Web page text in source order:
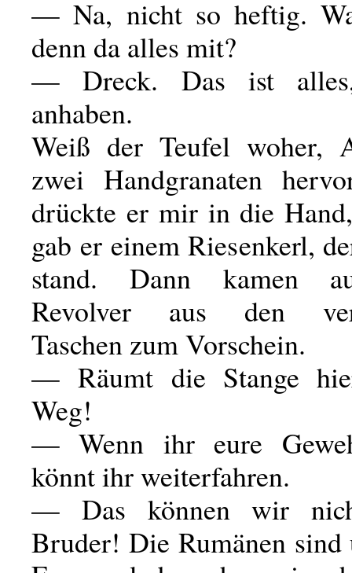
— Na, nicht so heftig.
denn da alles mit?
— Dreck. Das ist
anhaben.
Weiß der Teufel woher,
zwei Handgranaten
drückte er mir in die
gab er einem Riesenkerl,
stand. Dann kamen
Revolver aus den
Taschen zum Vorschein.
— Räumt die Stange
Weg!
— Wenn ihr eure
könnt ihr weiterfahren.
— Das können wir
Bruder! Die Rumänen sind